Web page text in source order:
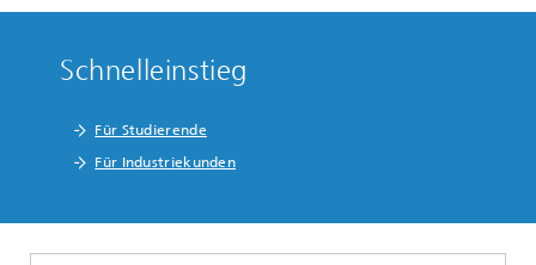
Schnelleinstieg
Für Studierende
Für Industriekunden